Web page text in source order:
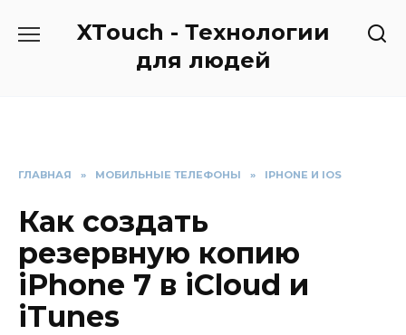
XTouch - Технологии
для людей
ГЛАВНАЯ » МОБИЛЬНЫЕ ТЕЛЕФОНЫ » IPHONE И IOS
Как создать
резервную копию
iPhone 7 в iCloud и
iTunes